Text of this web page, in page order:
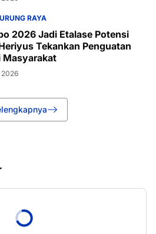
RAYA
2026 Jadi Etalase Potensi
Tekankan Penguatan
Masyarakat
2026